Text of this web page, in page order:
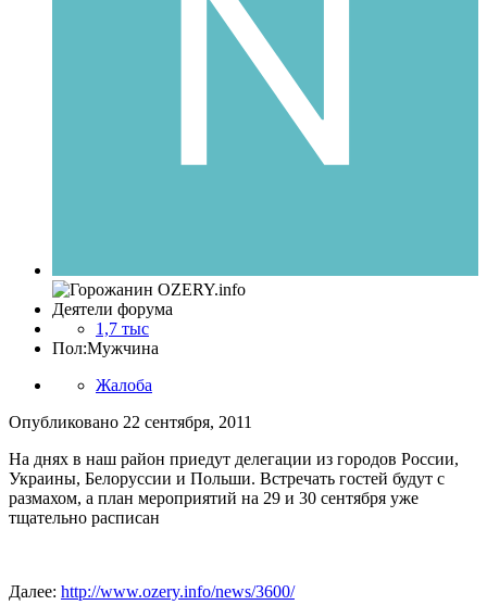
Деятели форума
1,7 тыс
Пол:Мужчина
Жалоба
Опубликовано 22 сентября, 2011
На днях в наш район приедут делегации из городов России,
Украины, Белоруссии и Польши. Встречать гостей будут с
размахом, а план мероприятий на 29 и 30 сентября уже
тщательно расписан
Далее: http://www.ozery.info/news/3600/